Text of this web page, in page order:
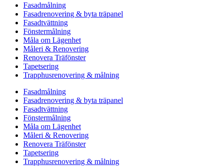
Fasadmålning
Fasadrenovering & byta träpanel
Fasadtvättning
Fönstermålning
Måla om Lägenhet
Måleri & Renovering
Renovera Träfönster
Tapetsering
Trapphusrenovering & målning
Fasadmålning
Fasadrenovering & byta träpanel
Fasadtvättning
Fönstermålning
Måla om Lägenhet
Måleri & Renovering
Renovera Träfönster
Tapetsering
Trapphusrenovering & målning